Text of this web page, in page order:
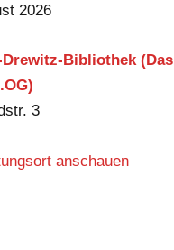
2026
Bibliothek (Das
3
anschauen